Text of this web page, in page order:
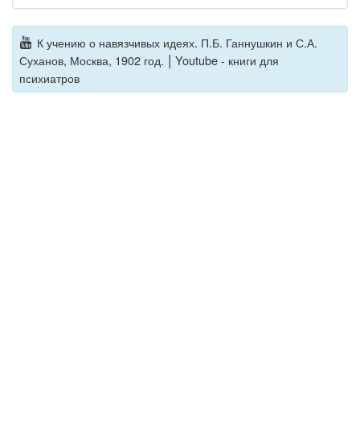
К учению о навязчивых идеях. П.Б. Ганнушкин и С.А.
Суханов, Москва, 1902 год. | Youtube - книги для
психиатров